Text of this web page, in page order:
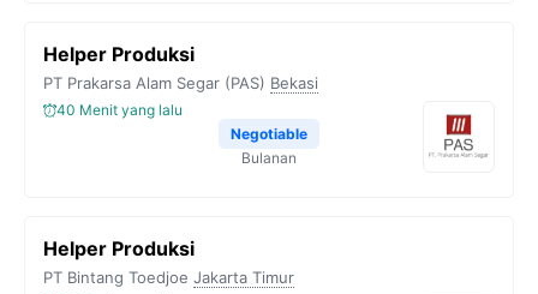
Helper Produksi
PT Prakarsa Alam Segar (PAS) Bekasi
40 Menit yang lalu
Negotiable
Bulanan
Helper Produksi
PT Bintang Toedjoe Jakarta Timur